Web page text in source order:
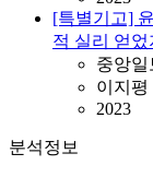
[특별기고]
적 실리 얻
중앙일
이지평
2023
분석정보